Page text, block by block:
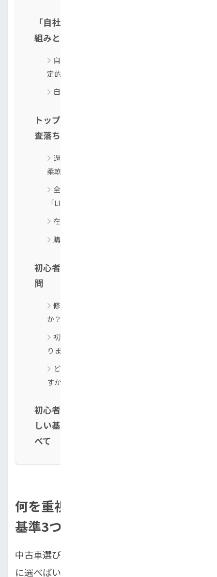
「自社ローン」は本当に審査が柔軟？仕
組みと注意点
自社ローンと一般的な自動車ローンの決
定的な違い
自社ローンを利用する際の注意点
トップランは柔軟な独自審査！他社で審
査落ちした方にもおすすめ
過去ではなく「今」のあなたを評価する
柔軟な審査体制
全国から購入可能！相談から契約まで
「LINEで完結」する手軽さ
在庫にない車はオークション買い付け
購入後のアフターサポートもLINEで完結
初心者におすすめの中古車でよくある質
問
修復歴のある車は避けたほうがいいです
か？
初心者に向いている中古車のタイプはあ
りますか？
どれくらいの予算を考えておくと良いで
すか？
初心者でも失敗しない中古車選びは「正
しい基準」と「安心できる買い方」がす
べて
何を重視する？車種選びの判断
基準3つ
中古車選びで最初につまずくのが「何を基準
に選べばいいのか分からない」という問題で